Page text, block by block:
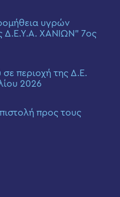
υγρών
Δ.Ε.Υ.Α. ΧΑΝΙΩΝ” 7ος
περιοχή της Δ.Ε.
2026
προς τους